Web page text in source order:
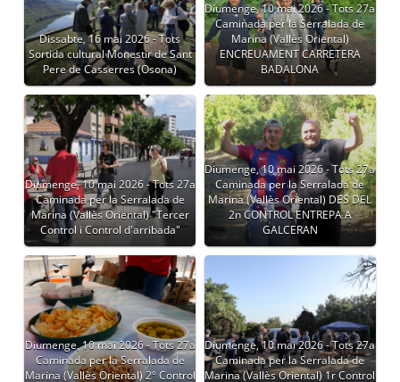
Dissabte, 16 mai 2026 - Tots
Sortida cultural Monestir de Sant
Pere de Casserres (Osona)
Diumenge, 10 mai 2026 - Tots 27a
Caminada per la Serralada de
Marina (Vallès Oriental)
ENCREUAMENT CARRETERA
BADALONA
Diumenge, 10 mai 2026 - Tots 27a
Caminada per la Serralada de
Marina (Vallès Oriental) "Tercer
Control i Control d'arribada"
Diumenge, 10 mai 2026 - Tots 27a
Caminada per la Serralada de
Marina (Vallès Oriental) DES DEL
2n CONTROL ENTREPA A
GALCERAN
Diumenge, 10 mai 2026 - Tots 27a
Caminada per la Serralada de
Marina (Vallès Oriental) 2º Control
Diumenge, 10 mai 2026 - Tots 27a
Caminada per la Serralada de
Marina (Vallès Oriental) 1r Control